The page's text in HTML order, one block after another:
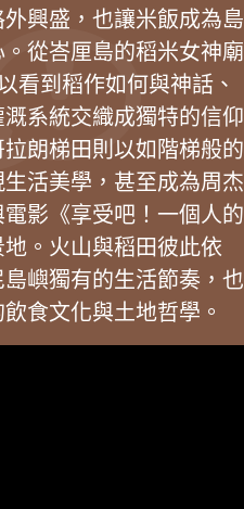
興盛，也讓米飯成為島
從峇厘島的稻米女神廟
看到稻作如何與神話、
系統交織成獨特的信仰
朗梯田則以如階梯般的
活美學，甚至成為周杰
影《享受吧！一個人的
。火山與稻田彼此依
嶼獨有的生活節奏，也
食文化與土地哲學。